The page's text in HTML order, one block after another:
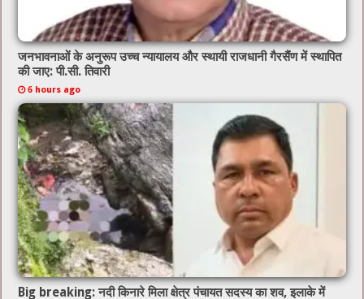
जनभावनाओं के अनुरूप उच्च न्यायालय और स्थायी राजधानी गैरसैंण में स्थापित
की जाए: पी.सी. तिवारी
6 hours ago
Big breaking: नदी किनारे मिला क्षेत्र पंचायत सदस्य का शव, इलाके में